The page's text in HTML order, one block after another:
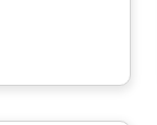
Appartement